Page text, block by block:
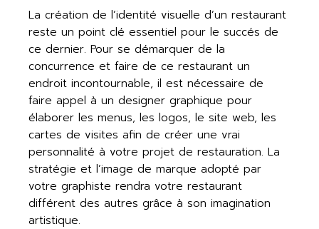
La création de l’identité visuelle d’un restaurant
reste un point clé essentiel pour le succés de
ce dernier. Pour se démarquer de la
concurrence et faire de ce restaurant un
endroit incontournable, il est nécessaire de
faire appel à un designer graphique pour
élaborer les menus, les logos, le site web, les
cartes de visites afin de créer une vrai
personnalité à votre projet de restauration. La
stratégie et l’image de marque adopté par
votre graphiste rendra votre restaurant
différent des autres grâce à son imagination
artistique.